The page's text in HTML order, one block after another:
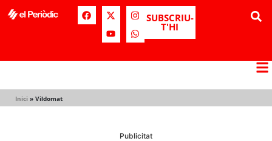
SUBSCRIU-
T'HI
Inici » Vildomat
Publicitat